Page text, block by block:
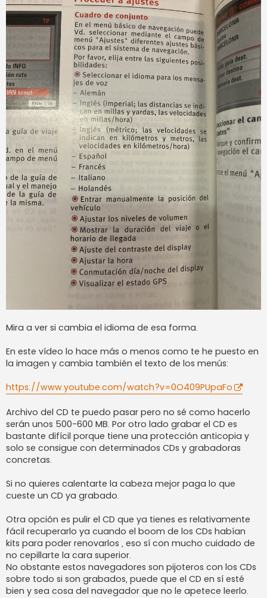
Mira a ver si cambia el idioma de esa forma.
En este vídeo lo hace más o menos como te he puesto en
la imagen y cambia también el texto de los menús:
https://www.youtube.com/watch?v=0O409PUpaFo
Archivo del CD te puedo pasar pero no sé como hacerlo
serán unos 500-600 MB. Por otro lado grabar el CD es
bastante difícil porque tiene una protección anticopia y
solo se consigue con determinados CDs y grabadoras
concretas.
Si no quieres calentarte la cabeza mejor paga lo que
cueste un CD ya grabado.
Otra opción es pulir el CD que ya tienes es relativamente
fácil recuperarlo ya cuando el boom de los CDs habían
kits para poder renovarlos , eso sí con mucho cuidado de
no cepillarte la cara superior.
No obstante estos navegadores son pijoteros con los CDs
sobre todo si son grabados, puede que el CD en sí esté
bien y sea cosa del navegador que no le apetece leerlo.